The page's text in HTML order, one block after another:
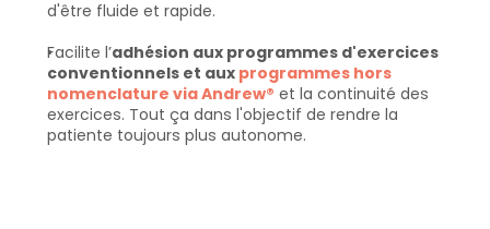
d'être fluide et rapide.
Facilite l’adhésion aux programmes d'exercices
conventionnels et aux programmes hors
nomenclature via Andrew® et la continuité des
exercices. Tout ça dans l'objectif de rendre la
patiente toujours plus autonome.